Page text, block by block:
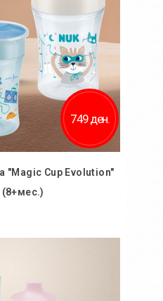
749 ден.
"Magic Cup Evolution"
во желби
споредба